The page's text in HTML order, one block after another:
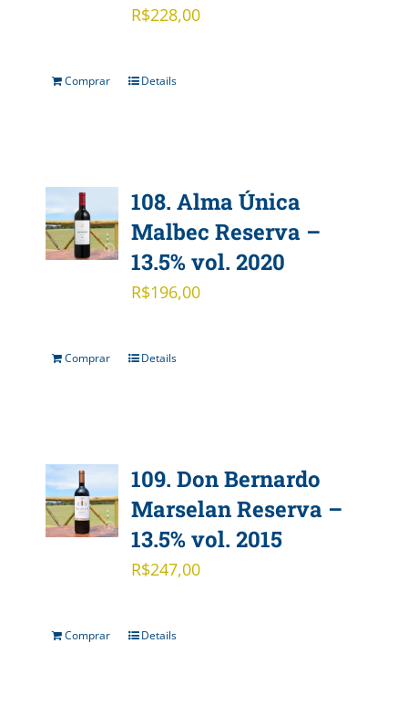
R$228,00
Comprar Details
108. Alma Única
Malbec Reserva –
13.5% vol. 2020
R$196,00
Comprar Details
109. Don Bernardo
Marselan Reserva –
13.5% vol. 2015
R$247,00
Comprar Details